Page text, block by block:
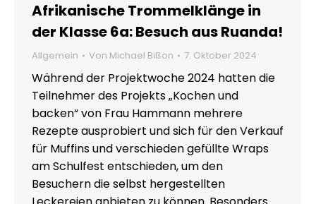
Afrikanische Trommelklänge in
der Klasse 6a: Besuch aus Ruanda!
Allgemein Von Michael Bißon 7. Oktober 2024
Während der Projektwoche 2024 hatten die
Teilnehmer des Projekts „Kochen und
backen“ von Frau Hammann mehrere
Rezepte ausprobiert und sich für den Verkauf
für Muffins und verschieden gefüllte Wraps
am Schulfest entschieden, um den
Besuchern die selbst hergestellten